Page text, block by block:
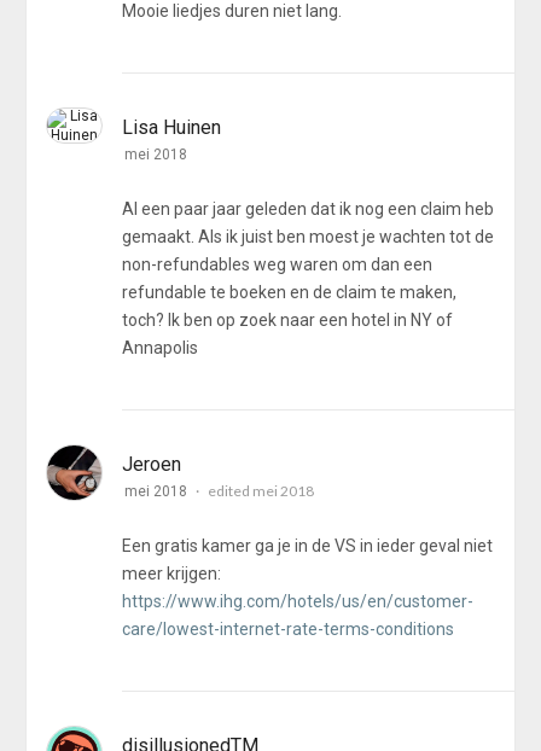
Mooie liedjes duren niet lang.
Lisa Huinen
mei 2018
Al een paar jaar geleden dat ik nog een claim heb
gemaakt. Als ik juist ben moest je wachten tot de
non-refundables weg waren om dan een
refundable te boeken en de claim te maken,
toch? Ik ben op zoek naar een hotel in NY of
Annapolis
Jeroen
mei 2018 edited mei 2018
Een gratis kamer ga je in de VS in ieder geval niet
meer krijgen:
https://www.ihg.com/hotels/us/en/customer-
care/lowest-internet-rate-terms-conditions
disillusionedTM